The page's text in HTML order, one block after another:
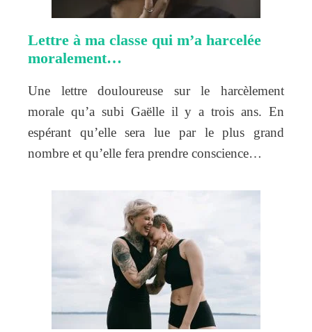
Lettre à ma classe qui m’a harcelée
moralement…
Une lettre douloureuse sur le harcèlement
morale qu’a subi Gaëlle il y a trois ans. En
espérant qu’elle sera lue par le plus grand
nombre et qu’elle fera prendre conscience…